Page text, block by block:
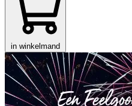
in winkelmand